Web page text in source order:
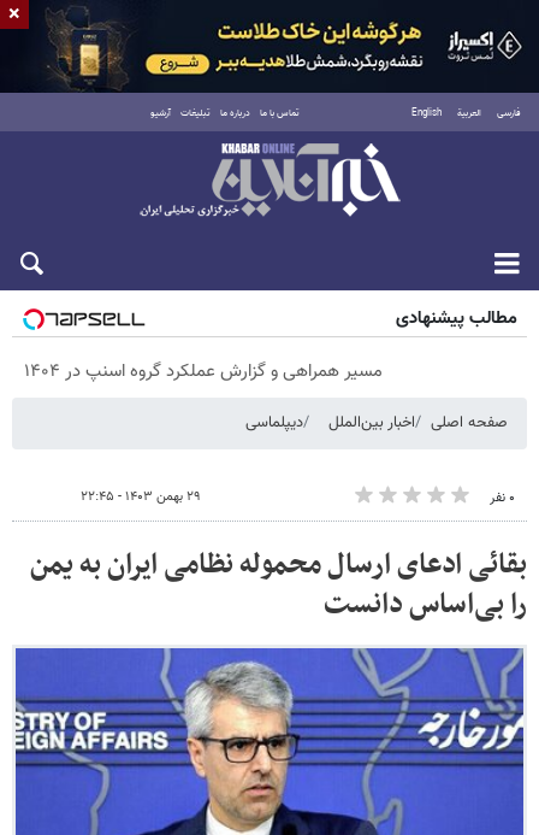
فارسی العربية English تماس با ما درباره ما تبلیغات آرشیو
شنبه ۱۷ مرداد ۱۴۰۵
مطالب پیشنهادی
مسیر همراهی و گزارش عملکرد گروه اسنپ در ۱۴۰۴
صفحه اصلی اخبار بین‌الملل دیپلماسی
۰ نفر ۲۹ بهمن ۱۴۰۳ - ۲۲:۴۵
بقائی ادعای ارسال محموله نظامی ایران به یمن
را بی‌اساس دانست
×